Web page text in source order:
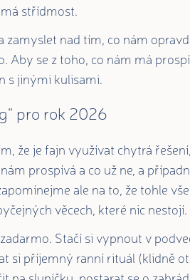
střídmost.
zamyslet nad tím, co nám
Aby se z toho, co nám má
s jinými kulisami.
pro rok 2026
že je fajn využívat chytrá
prospívá a co už ne, a
ale na to, že tohle
věcech, které nic nestojí.
Stačí si vypnout v
si příjemný ranní rituál (klidně